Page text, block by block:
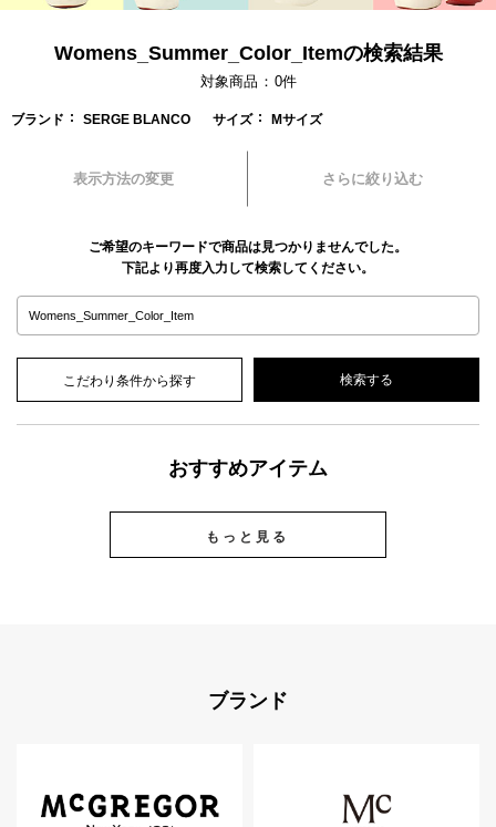
Womens_Summer_Color_Itemの検索結果
対象商品 0件
ブランド SERGE BLANCO サイズ Mサイズ
表示方法の変更 さらに絞り込む
ご希望のキーワードで商品は見つかりませんでした。
下記より再度入力して検索してください。
こだわり条件から探す
おすすめアイテム
もっと見る
ブランド